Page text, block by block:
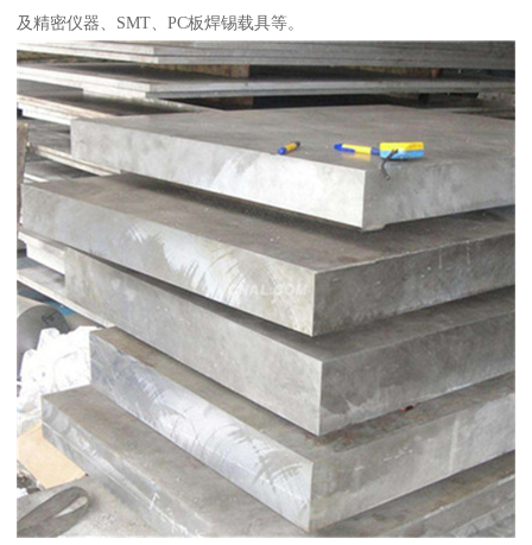
及精密仪器、SMT、PC板焊锡载具等。